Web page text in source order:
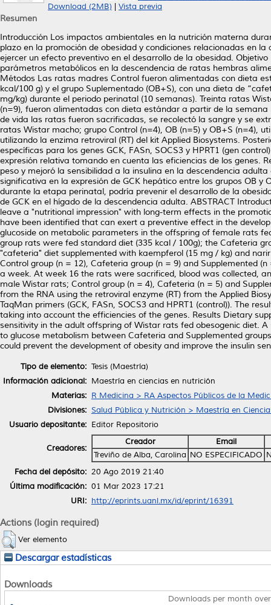
Download (2MB)
Vista previa
Resumen
Introducción Los impactos ambientales en la nutrición materna
plazo en la promoción de obesidad y condiciones relacionadas en
ejercer un efecto preventivo en el desarrollo de la obesidad.
parámetros metabólicos en la descendencia de ratas hembras
Métodos Las ratas madres Control fueron alimentadas con dieta
kcal/100 g) y el grupo Suplementado (OB+S), con una dieta de
mg/kg) durante el periodo perinatal (10 semanas). Treinta ratas
(n=9), fueron alimentadas con dieta estándar a partir de la
de vida las ratas fueron sacrificadas, se recolectó la sangre y se
ratas Wistar macho; grupo Control (n=4), OB (n=5) y OB+S (n=4),
utilizando la enzima retroviral (RT) del kit Applied Biosystems.
específicas para los genes GCK, FASn, SOCS3 y HPRT1 (gen
expresión relativa tomando en cuenta las eficiencias de los genes.
peso y mejoró la sensibilidad a la insulina en la descendencia
significativa en la expresión de GCK hepático entre los grupos OB
durante la etapa perinatal, podría prevenir el desarrollo de la
de GCK en el hígado de la descendencia adulta. ABSTRACT
leave a "nutritional impression" with long-term effects in the
have been identified that can exert a preventive effect in the
glucoside on metabolic parameters in the offspring of female rats
group rats were fed standard diet (335 kcal / 100g); the Cafeteria
"cafeteria" diet supplemented with kaempferol (15 mg / kg) and
Control group (n = 12), Cafeteria group (n = 9) and Supplemented
a week. At week 16 the rats were sacrificed, blood was collected,
male Wistar rats; Control group (n = 4), Cafeteria (n = 5) and
from the RNA using the retroviral enzyme (RT) from the Applied
TaqMan primers (GCK, FASn, SOCS3 and HPRT1 (control)). The
taking into account the efficiencies of the genes. Results Dietary
sensitivity in the adult offspring of Wistar rats fed obesogenic diet.
to glucose metabolism between Cafeteria and Supplemented
could prevent the development of obesity and improve the insulin
Tipo de elemento: Tesis (Maestría)
Información adicional: Maestría en ciencias en nutrición
Materias: R Medicina > RA Aspectos Públicos de la
Divisiones: Salud Pública y Nutrición > Maestría en
Usuario depositante: Editor Repositorio
Creadores:
Creador
Email
Treviño de Alba, Carolina NO ESPECIFICADO
Fecha del depósito: 20 Ago 2019 21:40
Última modificación: 01 Mar 2023 17:21
URI: http://eprints.uanl.mx/id/eprint/16391
Actions (login required)
Ver elemento
Descargar estadísticas
Downloads
Downloads per month